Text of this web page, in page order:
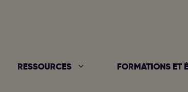
RESSOURCES FORMATIONS ET